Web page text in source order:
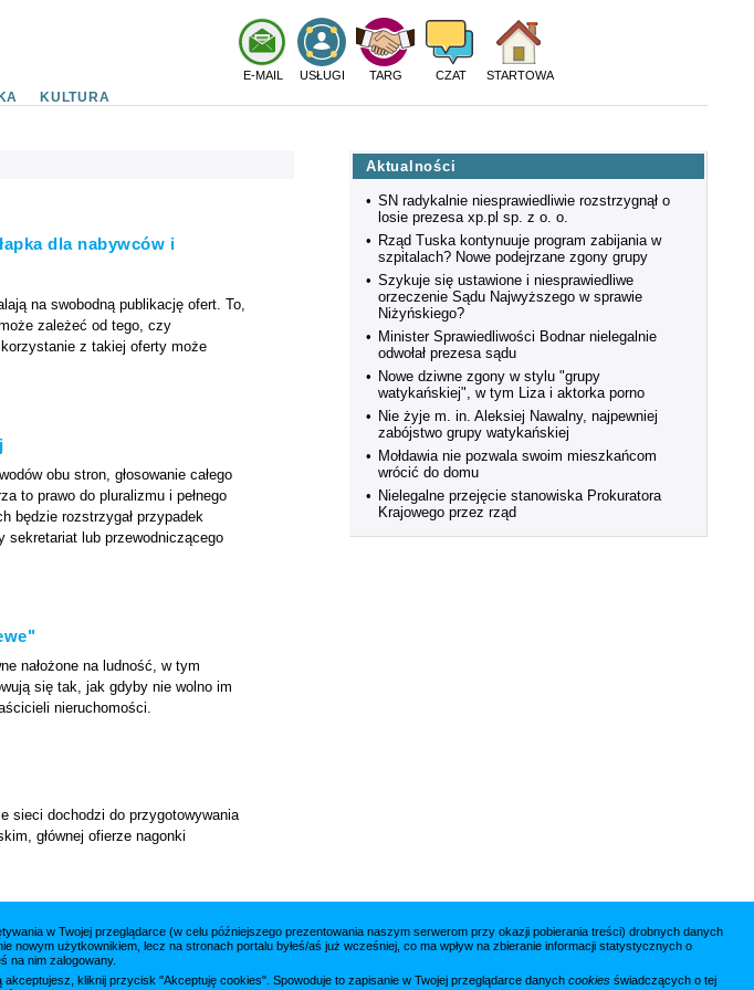
w Twojej przeglądarce (w celu późniejszego prezentowania naszym serwerom przy okazji pobierania treści) drobnych danych
nowym użytkownikiem, lecz na stronach portalu byłeś/aś już wcześniej, co ma wpływ na zbieranie informacji statystycznych o
na nim zalogowany.
kliknij przycisk "Akceptuję cookies". Spowoduje to zapisanie w Twojej przeglądarce danych cookies świadczących o tej
E-MAIL USŁUGI TARG CZAT STARTOWA
KULTURA
Aktualności
• SN radykalnie niesprawiedliwie rozstrzygnął o
losie prezesa xp.pl sp. z o. o.
• Rząd Tuska kontynuuje program zabijania w
szpitalach? Nowe podejrzane zgony grupy
• Szykuje się ustawione i niesprawiedliwe
orzeczenie Sądu Najwyższego w sprawie
Niżyńskiego?
• Minister Sprawiedliwości Bodnar nielegalnie
odwołał prezesa sądu
• Nowe dziwne zgony w stylu "grupy
watykańskiej", w tym Liza i aktorka porno
• Nie żyje m. in. Aleksiej Nawalny, najpewniej
zabójstwo grupy watykańskiej
• Mołdawia nie pozwala swoim mieszkańcom
wrócić do domu
• Nielegalne przejęcie stanowiska Prokuratora
Krajowego przez rząd
dla nabywców i
na swobodną publikację ofert. To,
zależeć od tego, czy
z takiej oferty może
obu stron, głosowanie całego
to prawo do pluralizmu i pełnego
będzie rozstrzygał przypadek
sekretariat lub przewodniczącego
nałożone na ludność, w tym
się tak, jak gdyby nie wolno im
nieruchomości.
sieci dochodzi do przygotowywania
głównej ofierze nagonki